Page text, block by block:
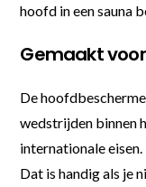
hoofd in een sauna
Gemaakt
De
wedstrijden binnen
internationale eisen.
Dat is handig als je